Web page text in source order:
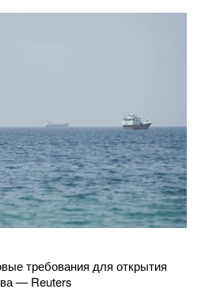
требования для открытия
— Reuters